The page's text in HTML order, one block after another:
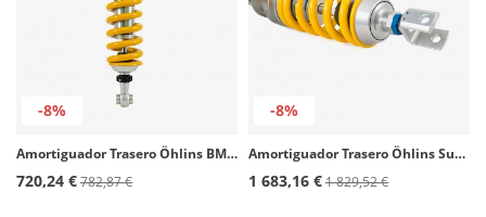
-8%
Amortiguador Trasero Öhlins BMW R 1200 GS (04-12) BM 044
720,24 €782,87 €
-8%
Amortiguador Trasero Öhlins Suzuki GSX-R 1300 Hayabusa (08-26) SU 026
1 683,16 €1 829,52 €